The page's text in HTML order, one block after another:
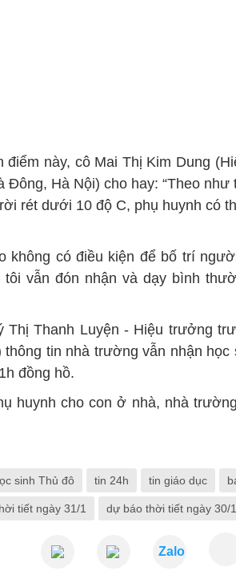
điểm này, cô Mai Thị Kim Dung
Đông, Hà Nội) cho hay: “Theo
rét dưới 10 độ C, phụ huynh có
không có điều kiện để bố trí
vẫn đón nhận và dạy bình
Thị Thanh Luyện - Hiệu trưởng
tin nhà trường vẫn nhận
đồng hồ.
huynh cho con ở nhà, nhà
sinh Thủ đô tin 24h tin giáo dục
tiết ngày 31/1 dự báo thời tiết ngày 30/1
Zalo